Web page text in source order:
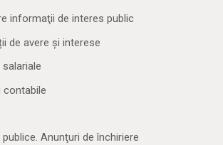
informaţii de interes public
de avere și interese
contabile
Anunţuri de închiriere